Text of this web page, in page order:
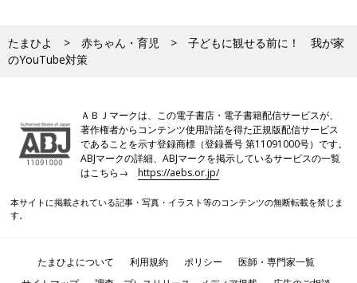
たまひよ 赤ちゃん・育児
子どもに観せる前に！ 我が家
のYouTube対策
ＡＢＪマークは、この電子書店・電子書籍配信サービスが、
著作権者からコンテンツ使用許諾を得た正規版配信サービス
であることを示す登録商標（登録番号 第11091000号）です。
ABJマークの詳細、ABJマークを掲示しているサービスの一覧
はこちら→https://aebs.or.jp/
本サイトに掲載されている記事・写真・イラスト等のコンテンツの無断転載を禁じま
す。
たまひよについて 利用規約 ポリシー
医師・専門家一覧